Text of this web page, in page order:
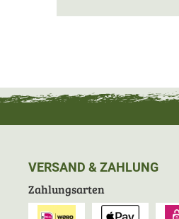
VERSAND & ZAHLUNG
Zahlungsarten